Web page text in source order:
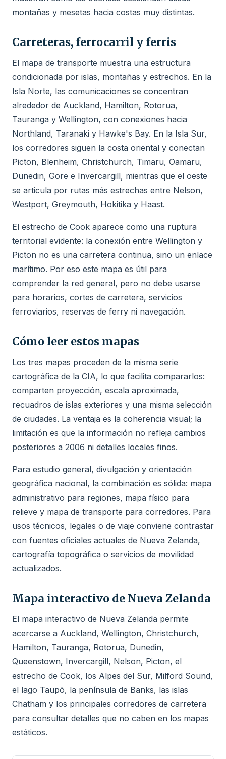
montañas y mesetas hacia costas muy distintas.
Carreteras, ferrocarril y ferris
El mapa de transporte muestra una estructura
condicionada por islas, montañas y estrechos. En la
Isla Norte, las comunicaciones se concentran
alrededor de Auckland, Hamilton, Rotorua,
Tauranga y Wellington, con conexiones hacia
Northland, Taranaki y Hawke's Bay. En la Isla Sur,
los corredores siguen la costa oriental y conectan
Picton, Blenheim, Christchurch, Timaru, Oamaru,
Dunedin, Gore e Invercargill, mientras que el oeste
se articula por rutas más estrechas entre Nelson,
Westport, Greymouth, Hokitika y Haast.
El estrecho de Cook aparece como una ruptura
territorial evidente: la conexión entre Wellington y
Picton no es una carretera continua, sino un enlace
marítimo. Por eso este mapa es útil para
comprender la red general, pero no debe usarse
para horarios, cortes de carretera, servicios
ferroviarios, reservas de ferry ni navegación.
Cómo leer estos mapas
Los tres mapas proceden de la misma serie
cartográfica de la CIA, lo que facilita compararlos:
comparten proyección, escala aproximada,
recuadros de islas exteriores y una misma selección
de ciudades. La ventaja es la coherencia visual; la
limitación es que la información no refleja cambios
posteriores a 2006 ni detalles locales finos.
Para estudio general, divulgación y orientación
geográfica nacional, la combinación es sólida: mapa
administrativo para regiones, mapa físico para
relieve y mapa de transporte para corredores. Para
usos técnicos, legales o de viaje conviene contrastar
con fuentes oficiales actuales de Nueva Zelanda,
cartografía topográfica o servicios de movilidad
actualizados.
Mapa interactivo de Nueva Zelanda
El mapa interactivo de Nueva Zelanda permite
acercarse a Auckland, Wellington, Christchurch,
Hamilton, Tauranga, Rotorua, Dunedin,
Queenstown, Invercargill, Nelson, Picton, el
estrecho de Cook, los Alpes del Sur, Milford Sound,
el lago Taupō, la península de Banks, las islas
Chatham y los principales corredores de carretera
para consultar detalles que no caben en los mapas
estáticos.